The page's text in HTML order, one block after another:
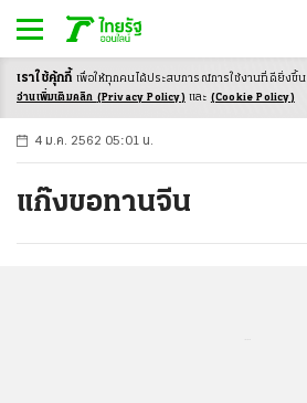
-ก ก ก+
4 ม.ค. 2562 05:01 น.
แก๊งขอทานจีน
เราใช้คุ้กกี้ เพื่อให้ทุกคนได้ประสบการณ์การใช้งานที่ดียิ่งขึ้น
อ่านเพิ่มเติมคลิก (Privacy Policy) และ (Cookie Policy)